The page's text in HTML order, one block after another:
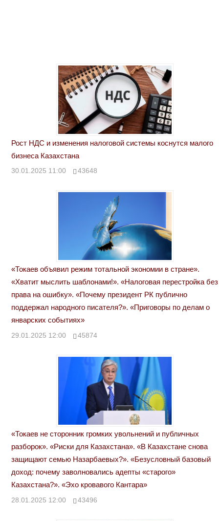
Рост НДС и изменения налоговой системы коснутся малого
бизнеса Казахстана
30.01.2025 11:00 43648
«Токаев объявил режим тотальной экономии в стране».
«Хватит мыслить шаблонами!». «Налоговая перестройка без
права на ошибку». «Почему президент РК публично
поддержал народного писателя?». «Приговоры по делам о
январских событиях»
29.01.2025 12:00 45874
«Токаев не сторонник громких увольнений и публичных
разборок». «Риски для Казахстана». «В Казахстане снова
защищают семью Назарбаевых?». «Безусловный базовый
доход: почему заволновались адепты «старого»
Казахстана?». «Эхо кровавого Кантара»
28.01.2025 12:00 43496